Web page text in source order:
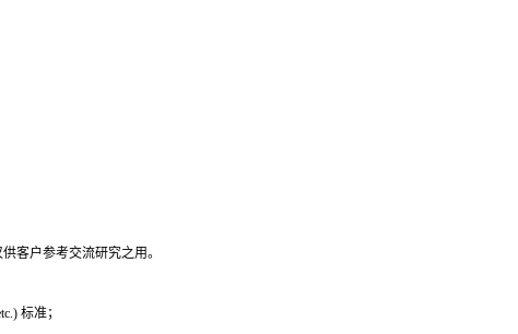
客户参考交流研究之用。
标准；